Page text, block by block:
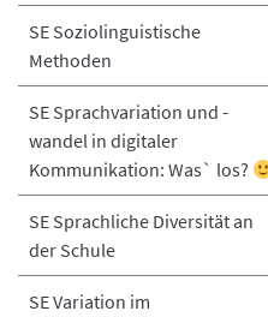
SE Soziolinguistische
Methoden
SE Sprachvariation und -
wandel in digitaler
Kommunikation: Was` los?
SE Sprachliche Diversität an
der Schule
SE Variation im